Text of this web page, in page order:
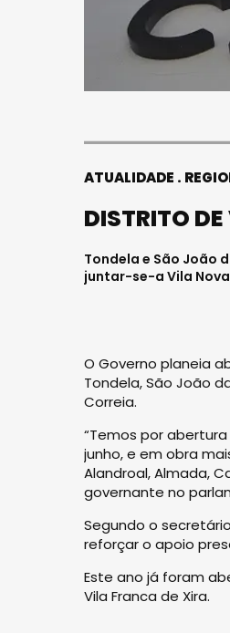
ATUALIDADE
DISTRITO
Tondela e São João
juntar-se-a Vila
O Governo planeia
Tondela, São João
Correia.
“Temos por
junho, e em obra
Alandroal, Almada,
governante no
Segundo o
reforçar o apoio
Este ano já foram
Vila Franca de Xira.